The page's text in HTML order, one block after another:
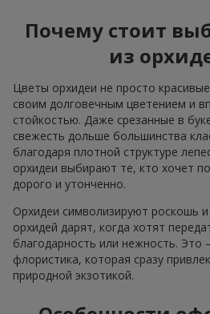
Почему стоит
из
Цветы орхидеи не просто
своим долговечным цветением и
стойкостью. Даже срезанные в
свежесть дольше большинства
благодаря плотной структуре
орхидеи выбирают те, кто хочет
дорого и утонченно.
Орхидеи символизируют роскошь
орхидей дарят, когда хотят
благодарность или нежность.
флористика, которая сразу
природной экзотикой.